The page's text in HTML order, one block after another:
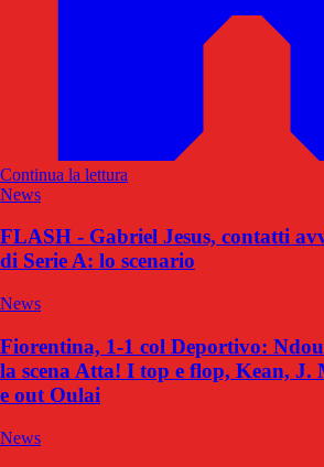
Continua la lettura
News
FLASH - Gabriel Jesus, contatti
di Serie A: lo scenario
News
Fiorentina, 1-1 col Deportivo:
la scena Atta! I top e flop, Kean, J.
e out Oulai
News